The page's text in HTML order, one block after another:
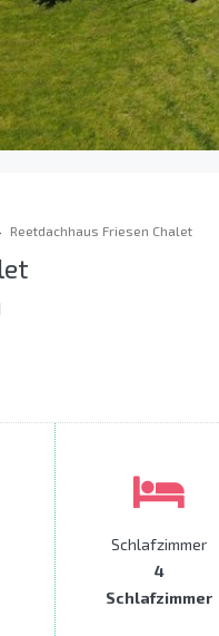
Reetdachhaus Friesen Chalet
Schlafzimmer
4
Schlafzimmer